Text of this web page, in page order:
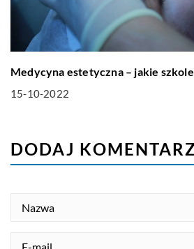
Medycyna estetyczna – jakie
15-10-2022
DODAJ